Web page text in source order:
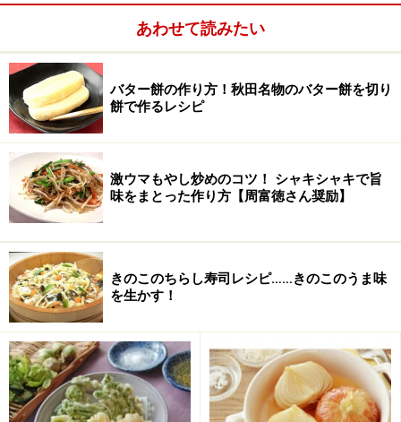
2.ボウルに小麦粉を取り、泡だて器でかき混ぜ、おから
と砂糖と塩を加えてかき混ぜ、卵と牛乳とメープルシロ
ップを加えて混ぜ、ぽってりした生地を作る。
3.樹脂加工のフライパンに バターを少量塗って熱し、
（2.）の生地をスプーンですくって流し入れ、お好みの
トッピングして、蓋をして弱火で焼く。
（ホットケーキほどは弱火にしなくてよい。ご飯をのせ
たものもおいしい。）
4.裏がこんがり焼けたらひっくり返す。
5.竹串を刺して何もついてこなかったら出来上がり。
■ 昨日紹介したのは【盛夏のお弁当3種】
あわせて読みたい
バター餅の作り方！秋田名物のバター餅を切り
餅で作るレシピ
激ウマもやし炒めのコツ！ シャキシャキで旨
味をまとった作り方【周富徳さん奨励】
きのこのちらし寿司レシピ……きのこのうま味
を生かす！